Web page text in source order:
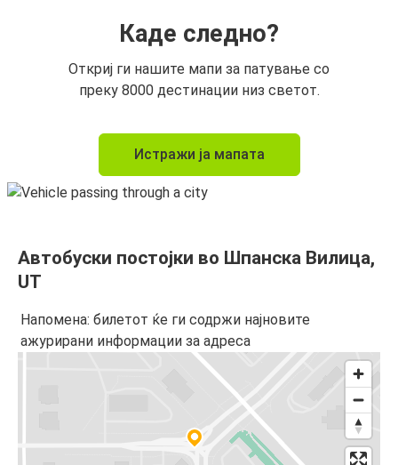
Каде следно?
Откриј ги нашите мапи за патување со
преку 8000 дестинации низ светот.
Истражи ја мапата
Автобуски постојки во Шпанска Вилица,
UT
Напомена: билетот ќе ги содржи најновите
ажурирани информации за адреса